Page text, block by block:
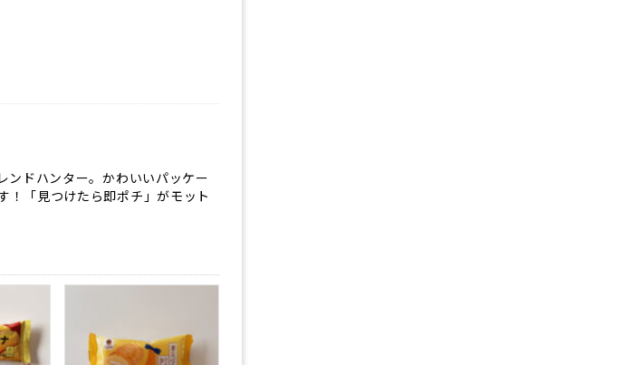
ンドハンター。かわいいパッケー
！「見つけたら即ポチ」がモット